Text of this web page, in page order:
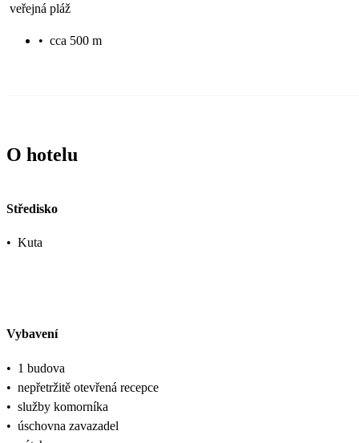
veřejná pláž
• cca 500 m
O hotelu
Středisko
• Kuta
Vybavení
• 1 budova
• nepřetržitě otevřená recepce
• služby komorníka
• úschovna zavazadel